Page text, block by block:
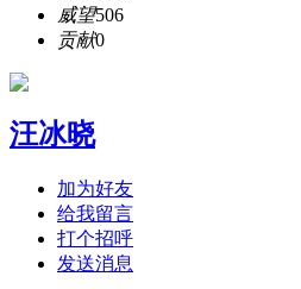
威望506
贡献0
汪冰晓
加为好友
给我留言
打个招呼
发送消息